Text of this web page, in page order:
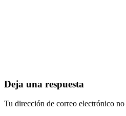
Deja una respuesta
Tu dirección de correo electrónico no